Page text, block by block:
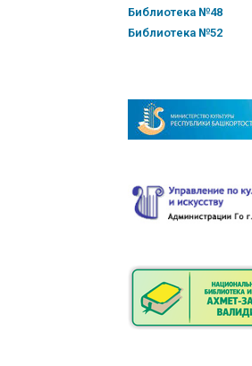
Библиотека №48
Библиотека №52